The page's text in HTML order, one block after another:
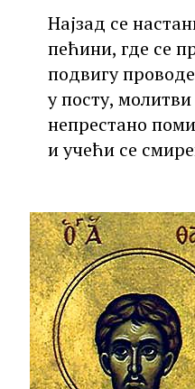
Најзад се
пећини, где се
подвигу
у посту,
непрестано
и учећи се